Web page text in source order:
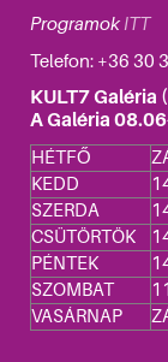
Programok ITT
Telefon: +36 30
KULT7 Galéria
A Galéria
HÉTFŐ
KEDD
SZERDA
CSÜTÖRTÖK
PÉNTEK
SZOMBAT
VASÁRNAP